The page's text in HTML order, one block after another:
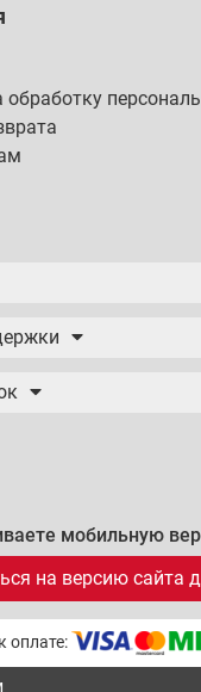
обработку
мобильную
на версию сайта
оплате: